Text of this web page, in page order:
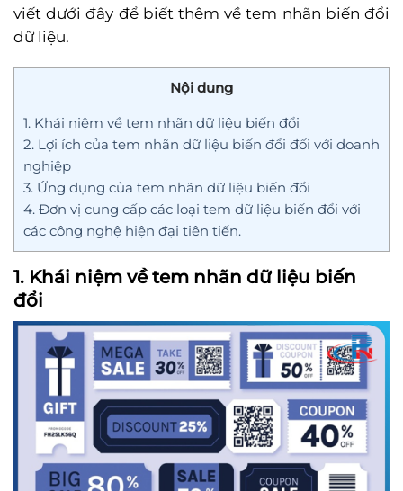
viết dưới đây để biết thêm về tem nhãn biến đổi
dữ liệu.
Nội dung
1. Khái niệm về tem nhãn dữ liệu biến đổi
2. Lợi ích của tem nhãn dữ liệu biến đổi đối với doanh
nghiệp
3. Ứng dụng của tem nhãn dữ liệu biến đổi
4. Đơn vị cung cấp các loại tem dữ liệu biến đổi với
các công nghệ hiện đại tiên tiến.
1. Khái niệm về tem nhãn dữ liệu biến
đổi